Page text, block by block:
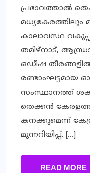
പ്രഭാവത്താല്‍
മധ്യകേരത്തിലും
കാലാവസ്ഥ
തമിഴ്‌നാട്,
ഒഡീഷ തീരങ്ങളില്‍
രണ്ടാംഘട്ടമായ
സംസ്ഥാനത്ത്
തെക്കന്‍
കനക്കുമെന്ന്
മുന്നറിയിപ്പ്. […]
READ MORE